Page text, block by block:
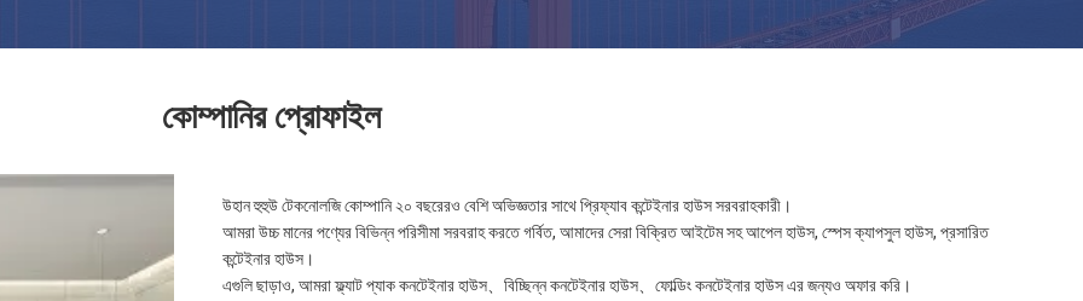
কোম্পানির প্রোফাইল
উহান হুহুউ টেকনোলজি কোম্পানি ২০ বছরেরও বেশি অভিজ্ঞতার সাথে প্রিফ্যাব কন্টেইনার হাউস সরবরাহকারী।
আমরা উচ্চ মানের পণ্যের বিভিন্ন পরিসীমা সরবরাহ করতে গর্বিত, আমাদের সেরা বিক্রিত আইটেম সহ আপেল হাউস, স্পেস ক্যাপসুল হাউস, প্রসারিত
কন্টেইনার হাউস।
এগুলি ছাড়াও, আমরা ফ্ল্যাট প্যাক কনটেইনার হাউস、বিচ্ছিন্ন কনটেইনার হাউস、ফোল্ডিং কনটেইনার হাউস এর জন্যও অফার করি।